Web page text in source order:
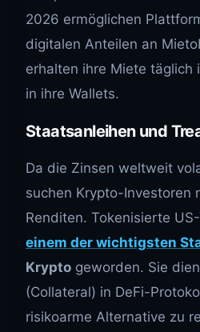
2026 ermöglichen
digitalen Anteilen an
erhalten ihre Miete täglich
in ihre Wallets.
Staatsanleihen und
Da die Zinsen weltweit
suchen Krypto-Investoren
Renditen. Tokenisierte
einem der wichtigsten
Krypto geworden. Sie
(Collateral) in DeFi-
risikoarme Alternative zu